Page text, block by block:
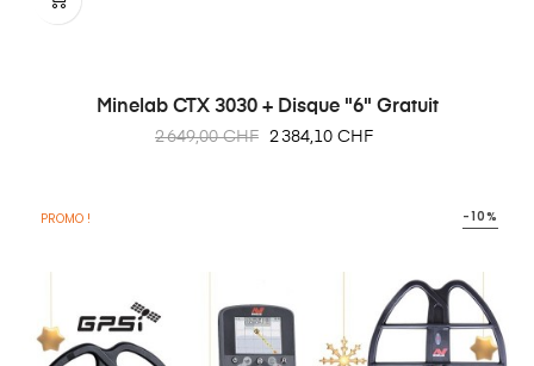
Minelab CTX 3030 + Disque "6" Gratuit
Prix
2 649,00 CHF Prix
2 384,10 CHF
PROMO ! -10%